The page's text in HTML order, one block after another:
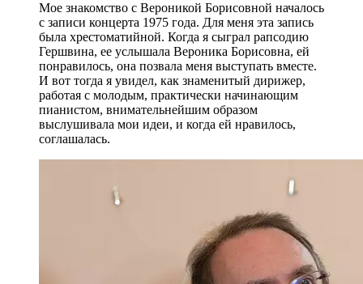
Мое знакомство с Вероникой Борисовной началось
с записи концерта 1975 года. Для меня эта запись
была хрестоматийной. Когда я сыграл рапсодию
Гершвина, ее услышала Вероника Борисовна, ей
понравилось, она позвала меня выступать вместе.
И вот тогда я увидел, как знаменитый дирижер,
работая с молодым, практически начинающим
пианистом, внимательнейшим образом
выслушивала мои идеи, и когда ей нравилось,
соглашалась.